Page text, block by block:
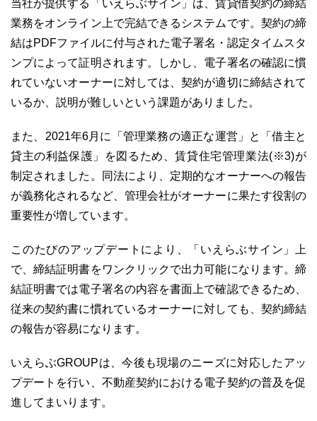
当社が提供する「いえらぶサイン」は、賃貸借契約の締結
業務をオンライン上で完結できるシステムです。契約の締
結はPDFファイルに付与された電子署名・認定タイムスタ
ンプによって証明されます。しかし、電子署名の確認に慣
れていないオーナーに対しては、契約が適切に締結されて
いるか、説明が難しいという課題がありました。
また、2021年6月に「管理業務の適正な運営」と「借主と
貸主の利益保護」を図るため、賃貸住宅管理業法(※3)が
制定されました。同法により、定期的なオーナーへの報告
が義務化されるなど、管理会社がオーナーに果たす役割の
重要性が増しています。
このたびのアップデートにより、「いえらぶサイン」上
で、締結証明書をワンクリックで出力可能になります。締
結証明書では電子署名の内容を書面上で確認できるため、
従来の契約書に慣れているオーナーに対しても、契約締結
の報告が容易になります。
いえらぶGROUPは、今後も現場のニーズに対応したアッ
プデートを行い、不動産契約における電子契約の普及を促
進してまいります。